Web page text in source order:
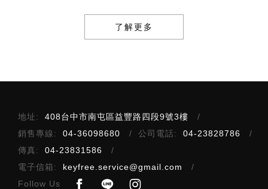
了解更多
地址:
408台中市南屯區益豐路四段9號3樓
銷售專線:
04-36098680 公司電話:
04-23828786
傳真:
04-23831586
電子信箱:
keyfree.service@gmail.com
Follow Us